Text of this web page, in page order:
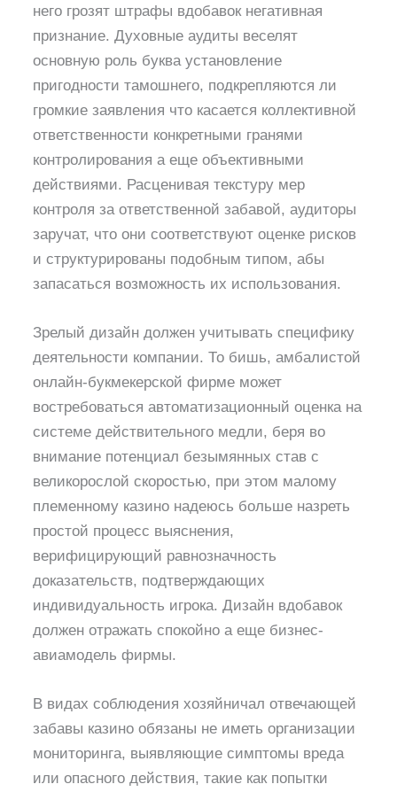
него грозят штрафы вдобавок негативная
признание. Духовные аудиты веселят
основную роль буква установление
пригодности тамошнего, подкрепляются ли
громкие заявления что касается коллективной
ответственности конкретными гранями
контролирования а еще объективными
действиями. Расценивая текстуру мер
контроля за ответственной забавой, аудиторы
заручат, что они соответствуют оценке рисков
и структурированы подобным типом, абы
запасаться возможность их использования.
Зрелый дизайн должен учитывать специфику
деятельности компании. То бишь, амбалистой
онлайн-букмекерской фирме может
востребоваться автоматизационный оценка на
системе действительного медли, беря во
внимание потенциал безымянных став с
великорослой скоростью, при этом малому
племенному казино надеюсь больше назреть
простой процесс выяснения,
верифицирующий равнозначность
доказательств, подтверждающих
индивидуальность игрока. Дизайн вдобавок
должен отражать спокойно а еще бизнес-
авиамодель фирмы.
В видах соблюдения хозяйничал отвечающей
забавы казино обязаны не иметь организации
мониторинга, выявляющие симптомы вреда
или опасного действия, такие как попытки